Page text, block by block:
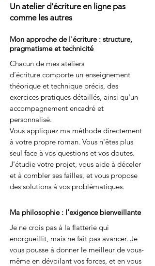
Un atelier d'écriture en ligne pas
comme les autres
Mon approche de l'écriture : structure,
pragmatisme et technicité
Chacun de mes ateliers
d’écriture comporte un enseignement
théorique et technique précis, des
exercices pratiques détaillés, ainsi qu'un
accompagnement encadré et
personnalisé.
Vous appliquez ma méthode directement
à votre propre roman. Vous n'êtes plus
seul face à vos questions et vos doutes.
J'étudie votre projet, vous aide à déceler
et à combler ses failles, et vous propose
des solutions à vos problématiques.
Ma philosophie : l'exigence bienveillante
Je ne crois pas à la flatterie qui
enorgueillit, mais ne fait pas avancer. Je
vous pousse à donner le meilleur de vous-
même en dévoilant vos forces, et en vous